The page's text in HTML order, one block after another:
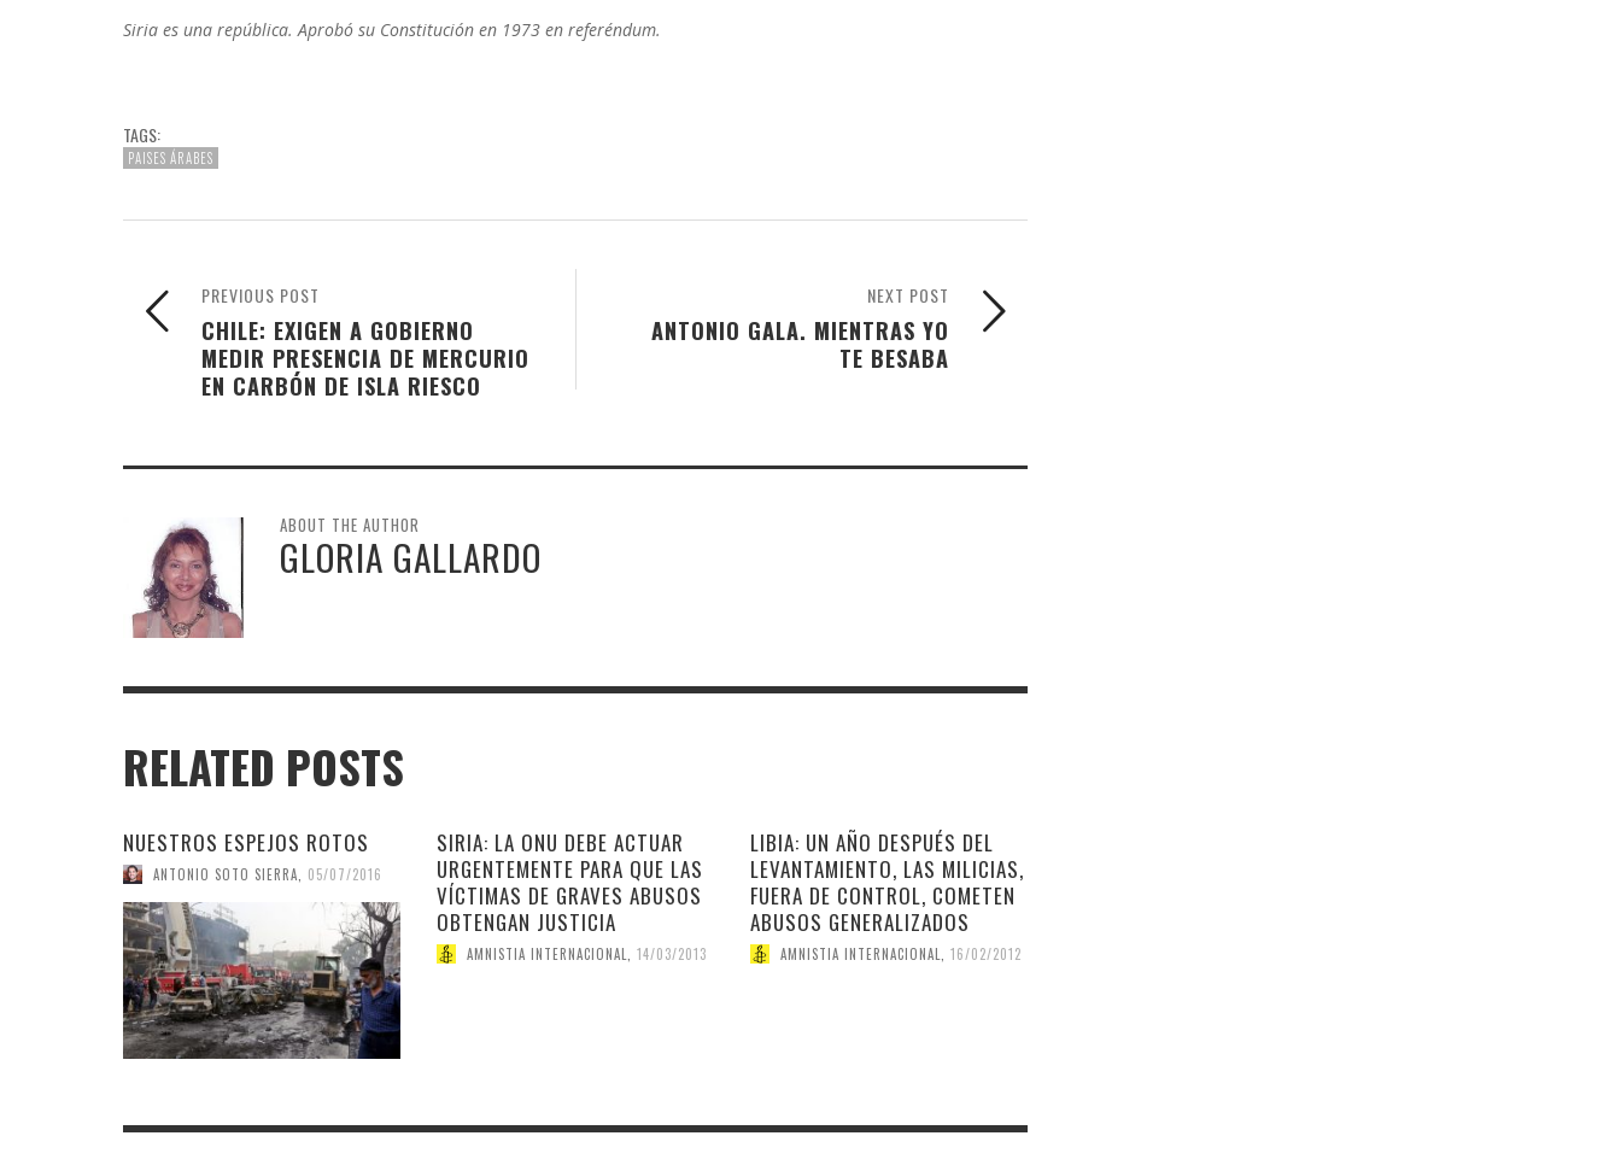
Siria es una república. Aprobó su Constitución en 1973 en referéndum.
TAGS:
PAISES ÁRABES
NEXT POST
ANTONIO GALA. MIENTRAS YO
TE BESABA
PREVIOUS POST
CHILE: EXIGEN A GOBIERNO
MEDIR PRESENCIA DE MERCURIO
EN CARBÓN DE ISLA RIESCO
ABOUT THE AUTHOR
GLORIA GALLARDO
RELATED POSTS
NUESTROS ESPEJOS ROTOS
ANTONIO SOTO SIERRA 05/07/2016
SIRIA: LA ONU DEBE ACTUAR
URGENTEMENTE PARA QUE LAS
VÍCTIMAS DE GRAVES ABUSOS
OBTENGAN JUSTICIA
AMNISTIA INTERNACIONAL 14/03/2013
LIBIA: UN AÑO DESPUÉS DEL
LEVANTAMIENTO, LAS MILICIAS,
FUERA DE CONTROL, COMETEN
ABUSOS GENERALIZADOS
AMNISTIA INTERNACIONAL 16/02/2012